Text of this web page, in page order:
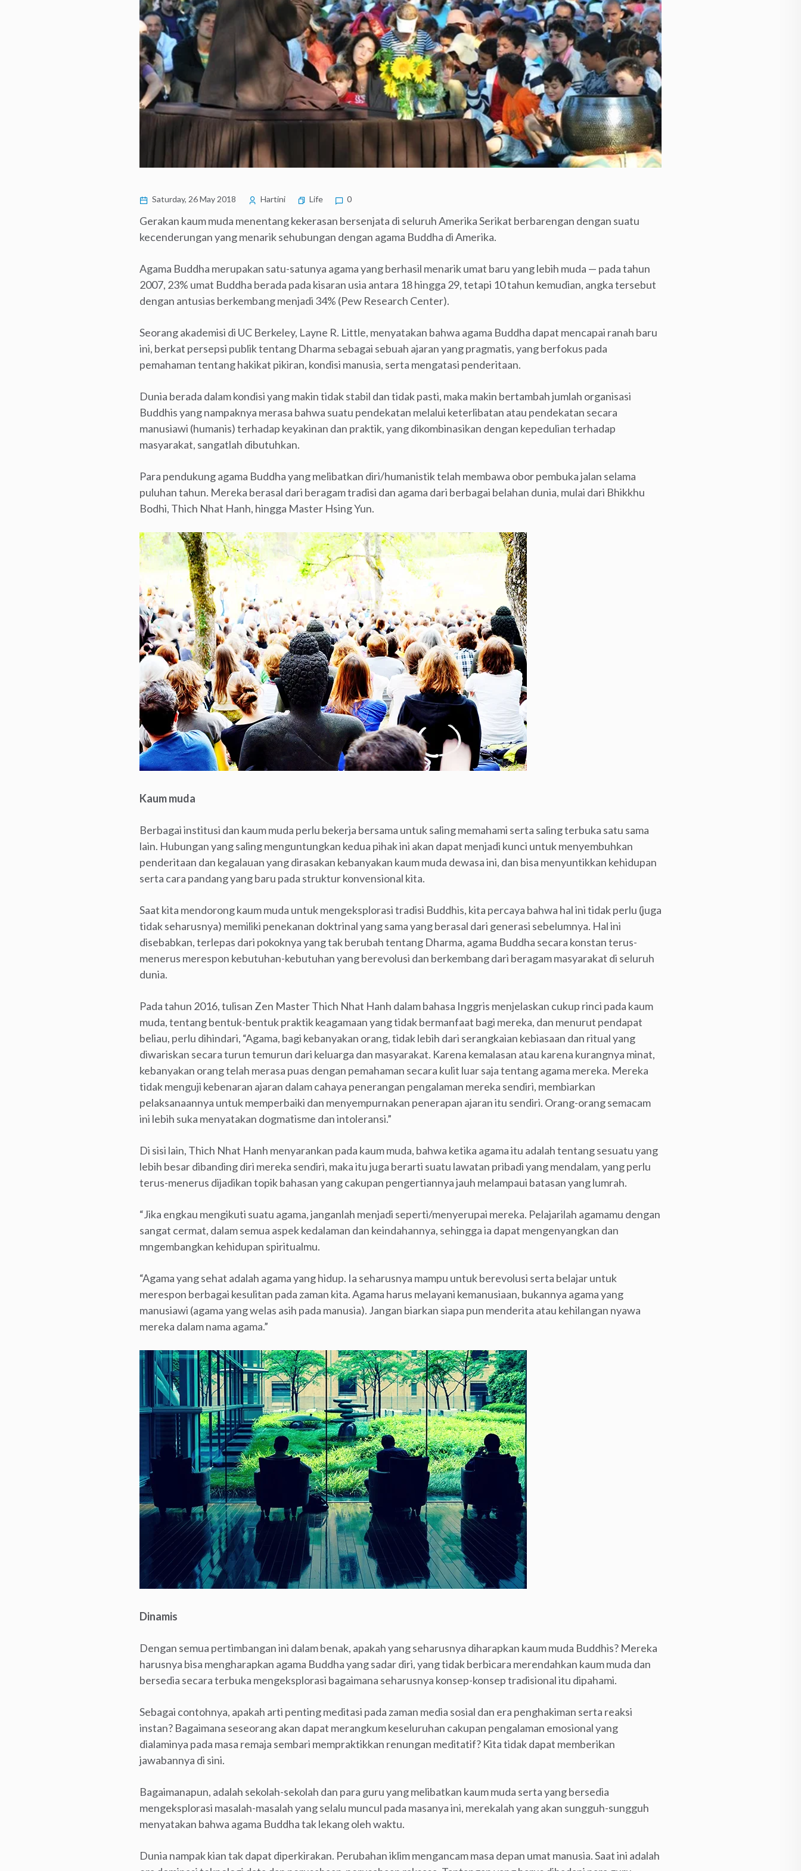
Saturday, 26 May 2018 Hartini Life 0
Gerakan kaum muda menentang kekerasan bersenjata di seluruh Amerika Serikat berbarengan dengan suatu
kecenderungan yang menarik sehubungan dengan agama Buddha di Amerika.
Agama Buddha merupakan satu-satunya agama yang berhasil menarik umat baru yang lebih muda — pada tahun
2007, 23% umat Buddha berada pada kisaran usia antara 18 hingga 29, tetapi 10 tahun kemudian, angka tersebut
dengan antusias berkembang menjadi 34% (Pew Research Center).
Seorang akademisi di UC Berkeley, Layne R. Little, menyatakan bahwa agama Buddha dapat mencapai ranah baru
ini, berkat persepsi publik tentang Dharma sebagai sebuah ajaran yang pragmatis, yang berfokus pada
pemahaman tentang hakikat pikiran, kondisi manusia, serta mengatasi penderitaan.
Dunia berada dalam kondisi yang makin tidak stabil dan tidak pasti, maka makin bertambah jumlah organisasi
Buddhis yang nampaknya merasa bahwa suatu pendekatan melalui keterlibatan atau pendekatan secara
manusiawi (humanis) terhadap keyakinan dan praktik, yang dikombinasikan dengan kepedulian terhadap
masyarakat, sangatlah dibutuhkan.
Para pendukung agama Buddha yang melibatkan diri/humanistik telah membawa obor pembuka jalan selama
puluhan tahun. Mereka berasal dari beragam tradisi dan agama dari berbagai belahan dunia, mulai dari Bhikkhu
Bodhi, Thich Nhat Hanh, hingga Master Hsing Yun.
Kaum muda
Berbagai institusi dan kaum muda perlu bekerja bersama untuk saling memahami serta saling terbuka satu sama
lain. Hubungan yang saling menguntungkan kedua pihak ini akan dapat menjadi kunci untuk menyembuhkan
penderitaan dan kegalauan yang dirasakan kebanyakan kaum muda dewasa ini, dan bisa menyuntikkan kehidupan
serta cara pandang yang baru pada struktur konvensional kita.
Saat kita mendorong kaum muda untuk mengeksplorasi tradisi Buddhis, kita percaya bahwa hal ini tidak perlu (juga
tidak seharusnya) memiliki penekanan doktrinal yang sama yang berasal dari generasi sebelumnya. Hal ini
disebabkan, terlepas dari pokoknya yang tak berubah tentang Dharma, agama Buddha secara konstan terus-
menerus merespon kebutuhan-kebutuhan yang berevolusi dan berkembang dari beragam masyarakat di seluruh
dunia.
Pada tahun 2016, tulisan Zen Master Thich Nhat Hanh dalam bahasa Inggris menjelaskan cukup rinci pada kaum
muda, tentang bentuk-bentuk praktik keagamaan yang tidak bermanfaat bagi mereka, dan menurut pendapat
beliau, perlu dihindari, “Agama, bagi kebanyakan orang, tidak lebih dari serangkaian kebiasaan dan ritual yang
diwariskan secara turun temurun dari keluarga dan masyarakat. Karena kemalasan atau karena kurangnya minat,
kebanyakan orang telah merasa puas dengan pemahaman secara kulit luar saja tentang agama mereka. Mereka
tidak menguji kebenaran ajaran dalam cahaya penerangan pengalaman mereka sendiri, membiarkan
pelaksanaannya untuk memperbaiki dan menyempurnakan penerapan ajaran itu sendiri. Orang-orang semacam
ini lebih suka menyatakan dogmatisme dan intoleransi.”
Di sisi lain, Thich Nhat Hanh menyarankan pada kaum muda, bahwa ketika agama itu adalah tentang sesuatu yang
lebih besar dibanding diri mereka sendiri, maka itu juga berarti suatu lawatan pribadi yang mendalam, yang perlu
terus-menerus dijadikan topik bahasan yang cakupan pengertiannya jauh melampaui batasan yang lumrah.
“Jika engkau mengikuti suatu agama, janganlah menjadi seperti/menyerupai mereka. Pelajarilah agamamu dengan
sangat cermat, dalam semua aspek kedalaman dan keindahannya, sehingga ia dapat mengenyangkan dan
mngembangkan kehidupan spiritualmu.
“Agama yang sehat adalah agama yang hidup. Ia seharusnya mampu untuk berevolusi serta belajar untuk
merespon berbagai kesulitan pada zaman kita. Agama harus melayani kemanusiaan, bukannya agama yang
manusiawi (agama yang welas asih pada manusia). Jangan biarkan siapa pun menderita atau kehilangan nyawa
mereka dalam nama agama.”
Dinamis
Dengan semua pertimbangan ini dalam benak, apakah yang seharusnya diharapkan kaum muda Buddhis? Mereka
harusnya bisa mengharapkan agama Buddha yang sadar diri, yang tidak berbicara merendahkan kaum muda dan
bersedia secara terbuka mengeksplorasi bagaimana seharusnya konsep-konsep tradisional itu dipahami.
Sebagai contohnya, apakah arti penting meditasi pada zaman media sosial dan era penghakiman serta reaksi
instan? Bagaimana seseorang akan dapat merangkum keseluruhan cakupan pengalaman emosional yang
dialaminya pada masa remaja sembari mempraktikkan renungan meditatif? Kita tidak dapat memberikan
jawabannya di sini.
Bagaimanapun, adalah sekolah-sekolah dan para guru yang melibatkan kaum muda serta yang bersedia
mengeksplorasi masalah-masalah yang selalu muncul pada masanya ini, merekalah yang akan sungguh-sungguh
menyatakan bahwa agama Buddha tak lekang oleh waktu.
Dunia nampak kian tak dapat diperkirakan. Perubahan iklim mengancam masa depan umat manusia. Saat ini adalah